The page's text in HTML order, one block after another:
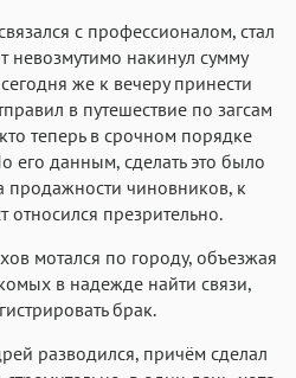
с профессионалом, стал
невозмутимо накинул сумму
же к вечеру принести
в путешествие по загсам
теперь в срочном порядке
его данным, сделать это было
продажности чиновников, к
относился презрительно.
мотался по городу, объезжая
в надежде найти связи,
брак.
разводился, причём сделал